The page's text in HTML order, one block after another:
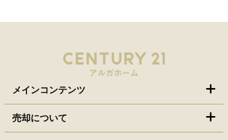
メインコンテンツ
売却について